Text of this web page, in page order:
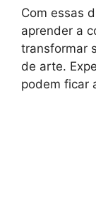
Com essas
aprender a
transformar
de arte.
podem ficar